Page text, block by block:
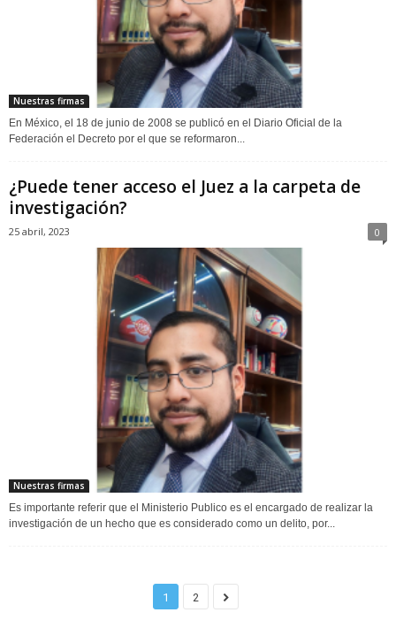
Nuestras firmas
En México, el 18 de junio de 2008 se publicó en el Diario Oficial de la
Federación el Decreto por el que se reformaron...
¿Puede tener acceso el Juez a la carpeta de
investigación?
25 abril, 2023 0
Nuestras firmas
Es importante referir que el Ministerio Publico es el encargado de realizar la
investigación de un hecho que es considerado como un delito, por...
1 2